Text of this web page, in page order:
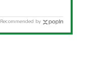
Recommended by